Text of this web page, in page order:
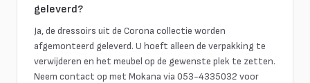
geleverd?
Ja, de dressoirs uit de Corona collectie worden
afgemonteerd geleverd. U hoeft alleen de verpakking te
verwijderen en het meubel op de gewenste plek te zetten.
Neem contact op met Mokana via 053-4335032 voor